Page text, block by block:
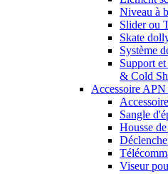
Niveau à
Slider ou
Skate
Système
Support
& Cold
Accessoire APN
Sangle
Housse
Viseur